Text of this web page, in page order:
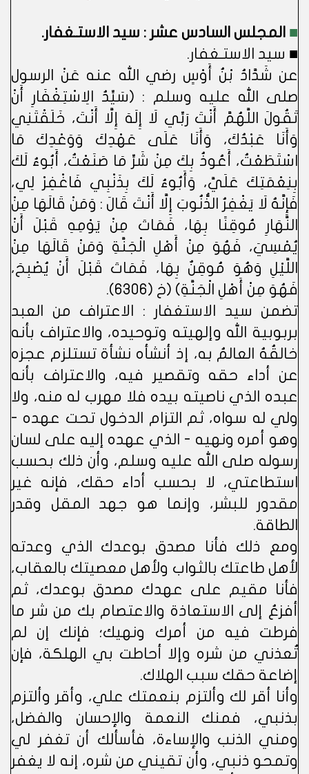
■ المجلس السادس عشر : سيد الاستـغفار.
■ سيد الاستـغفار.
عن شَدَّادُ بْنُ أَوْسٍ رضي الله عنه عَنْ الرسول
صلى الله عليه وسلم : (سَيِّدُ الِاسْتِغْفَارِ أَنْ
تَقُولَ اللَّهُمَّ أَنْتَ رَبِّي لَا إِلَهَ إِلَّا أَنْتَ، خَلَقْتَنِي
وَأَنَا عَبْدُكَ، وَأَنَا عَلَى عَهْدِكَ وَوَعْدِكَ مَا
اسْتَطَعْتُ، أَعُوذُ بِكَ مِنْ شَرِّ مَا صَنَعْتُ، أَبُوءُ لَكَ
بِنِعْمَتِكَ عَلَيَّ، وَأَبُوءُ لَكَ بِذَنْبِي فَاغْفِرْ لِي،
فَإِنَّهُ لَا يَغْفِرُ الذُّنُوبَ إِلَّا أَنْتَ قَالَ : وَمَنْ قَالَهَا مِنْ
النَّهَارِ مُوقِنًا بِهَا، فَمَاتَ مِنْ يَوْمِهِ قَبْلَ أَنْ
يُمْسِيَ، فَهُوَ مِنْ أَهْلِ الْجَنَّةِ وَمَنْ قَالَهَا مِنْ
اللَّيْلِ وَهُوَ مُوقِنٌ بِهَا، فَمَاتَ قَبْلَ أَنْ يُصْبِحَ،
فَهُوَ مِنْ أَهْلِ الْجَنَّةِ) (خ (6306).
تضمن سيد الاستغفار : الاعتراف من العبد
بربوبية الله وإلهيته وتوحيده، والاعتراف بأنه
خالقُهُ العالمُ به، إذ أنشأه نشأة تستلزم عجزه
عن أداء حقه وتقصير فيه، والاعتراف بأنه
عبده الذي ناصيته بيده فلا مهرب له منه، ولا
ولي له سواه، ثم التزام الدخول تحت عهده -
وهو أمره ونهيه - الذي عهده إليه على لسان
رسوله صلى الله عليه وسلم، وأن ذلك بحسب
استطاعتي، لا بحسب أداء حقك، فإنه غير
مقدور للبشر، وإنما هو جهد المقل وقدر
الطاقة.
ومع ذلك فأنا مصدق بوعدك الذي وعدته
لأهل طاعتك بالثواب ولأهل معصيتك بالعقاب،
فأنا مقيم على عهدك مصدق بوعدك، ثم
أفزعُ إلى الاستعاذة والاعتصام بك من شر ما
فرطت فيه من أمرك ونهيك؛ فإنك إن لم
تُعذني من شره وإلا أحاطت بي الهلكة، فإن
إضاعة حقك سبب الهلاك.
وأنا أقر لك وألتزم بنعمتك علي، وأقر وألتزم
بذنبي، فمنك النعمة والإحسان والفضل،
ومني الذنب والإساءة، فأسألك أن تغفر لي
وتمحو ذنبي، وأن تقيني من شره، إنه لا يغفر